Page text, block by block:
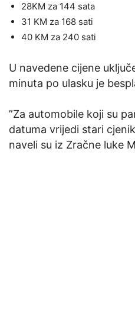
28KM za 144 sata
31 KM za 168 sati
40 KM za 240 sati
U navedene cijene
minuta po ulasku je
”Za automobile koji su
datuma vrijedi stari
naveli su iz Zračne luke